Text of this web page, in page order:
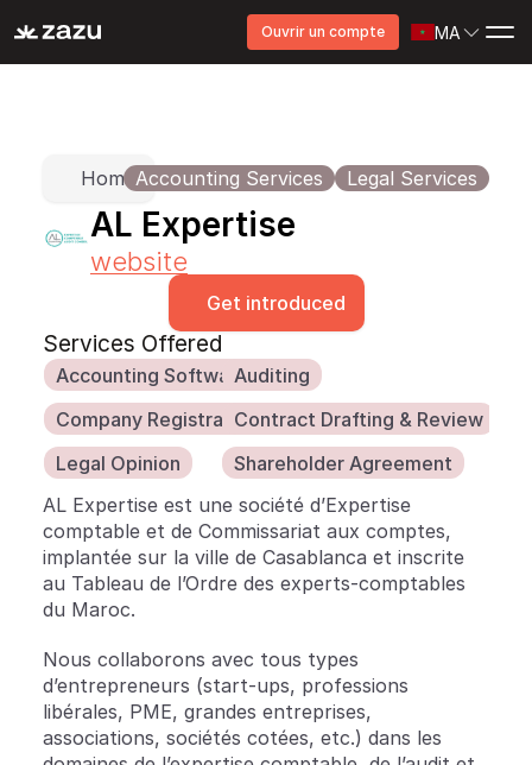
Ouvrir un compte MA
Home Accounting Services Legal Services
AL Expertise
website
Get introduced
Services Offered
Accounting SoftwareAuditing
Company RegistrationContract Drafting & Review
Legal Opinion
Shareholder Agreement
AL Expertise est une société d’Expertise
comptable et de Commissariat aux comptes,
implantée sur la ville de Casablanca et inscrite
au Tableau de l’Ordre des experts-comptables
du Maroc.
Nous collaborons avec tous types
d’entrepreneurs (start-ups, professions
libérales, PME, grandes entreprises,
associations, sociétés cotées, etc.) dans les